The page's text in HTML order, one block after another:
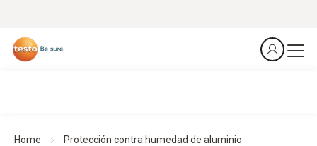
Home Protección contra humedad de aluminio